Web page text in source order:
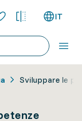
IT
Sviluppare le